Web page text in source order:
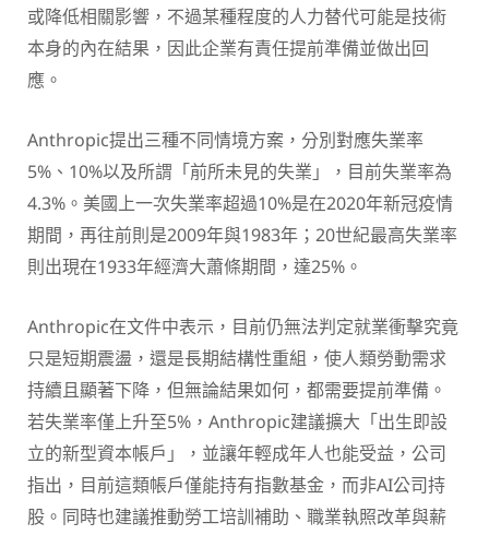
或降低相關影響，不過某種程度的人力替代可能是技術
本身的內在結果，因此企業有責任提前準備並做出回
應。
Anthropic提出三種不同情境方案，分別對應失業率
5%、10%以及所謂「前所未見的失業」，目前失業率為
4.3%。美國上一次失業率超過10%是在2020年新冠疫情
期間，再往前則是2009年與1983年；20世紀最高失業率
則出現在1933年經濟大蕭條期間，達25%。
Anthropic在文件中表示，目前仍無法判定就業衝擊究竟
只是短期震盪，還是長期結構性重組，使人類勞動需求
持續且顯著下降，但無論結果如何，都需要提前準備。
若失業率僅上升至5%，Anthropic建議擴大「出生即設
立的新型資本帳戶」，並讓年輕成年人也能受益，公司
指出，目前這類帳戶僅能持有指數基金，而非AI公司持
股。同時也建議推動勞工培訓補助、職業執照改革與薪